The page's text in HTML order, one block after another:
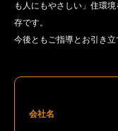
も人にもやさしい」住環
存です。
今後ともご指導とお引き立
会社名